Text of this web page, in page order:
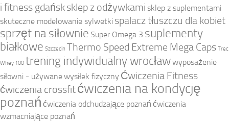
i fitness gdańsksklep z odżywkami sklep z suplementami
skuteczne modelowanie sylwetki spalacz tłuszczu dla kobiet
sprzęt na siłownie Super Omega 3 suplementy
białkowe Szczecin Thermo Speed Extreme Mega Caps Trec
Whey 100 trening indywidualny wrocławwyposażenie
siłowni - używanewysiłek fizyczny Ćwiczenia Fitness
ćwiczenia crossfitćwiczenia na kondycję
poznań ćwiczenia odchudzające poznań ćwiczenia
wzmacniające poznań